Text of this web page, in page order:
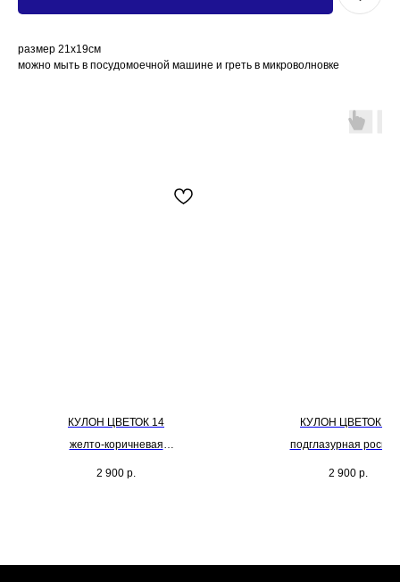
размер 21х19см
можно мыть в посудомоечной машине и греть в микроволновке
КУЛОН ЦВЕТОК 14
желто-коричневая
размер цветка 5см
2 900 р.
КУЛОН ЦВЕТОК 06
подглазурная
размер цветка 5см
2 900 р.